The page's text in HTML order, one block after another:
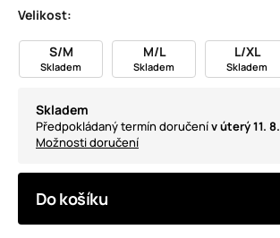
Velikost:
S/M
Skladem
M/L
Skladem
L/XL
Skladem
Skladem
Předpokládaný termín doručenív úterý 11. 8.
Možnosti doručení
Do košíku